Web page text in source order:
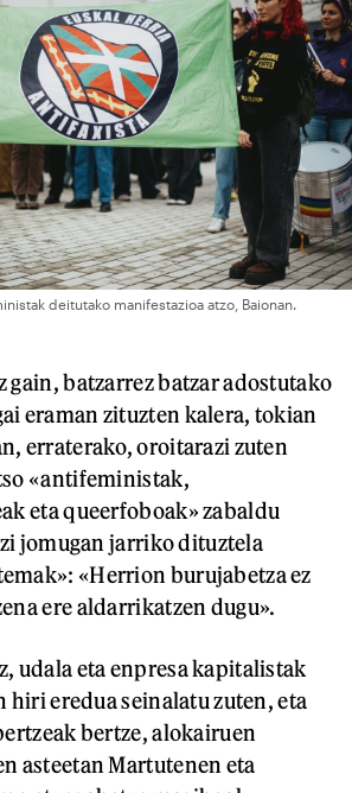
deitutako manifestazioa atzo, Baionan.
batzarrez batzar adostutako
eraman zituzten kalera, tokian
erraterako, oroitarazi zuten
«antifeministak,
eta queerfoboak» zabaldu
jomugan jarriko dituztela
«Herrion burujabetza ez
ere aldarrikatzen dugu».
udala eta enpresa kapitalistak
hiri eredua seinalatu zuten, eta
bertze, alokairuen
asteetan Martutenen eta